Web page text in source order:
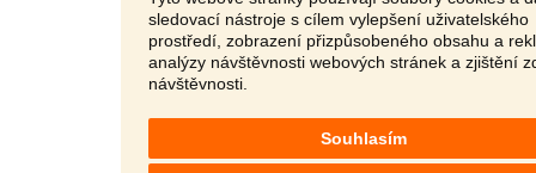
sledovací nástroje s cílem vylepšení uživatelského
prostředí, zobrazení přizpůsobeného obsahu a
analýzy návštěvnosti webových stránek a zjištění
návštěvnosti.
Souhlasím